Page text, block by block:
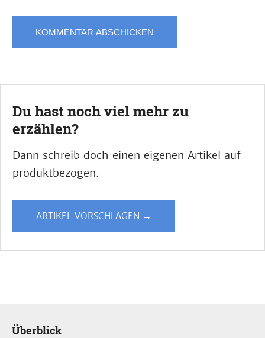
Du hast noch viel mehr zu
erzählen?
Dann schreib doch einen eigenen Artikel auf
produktbezogen.
ARTIKEL VORSCHLAGEN →
Überblick